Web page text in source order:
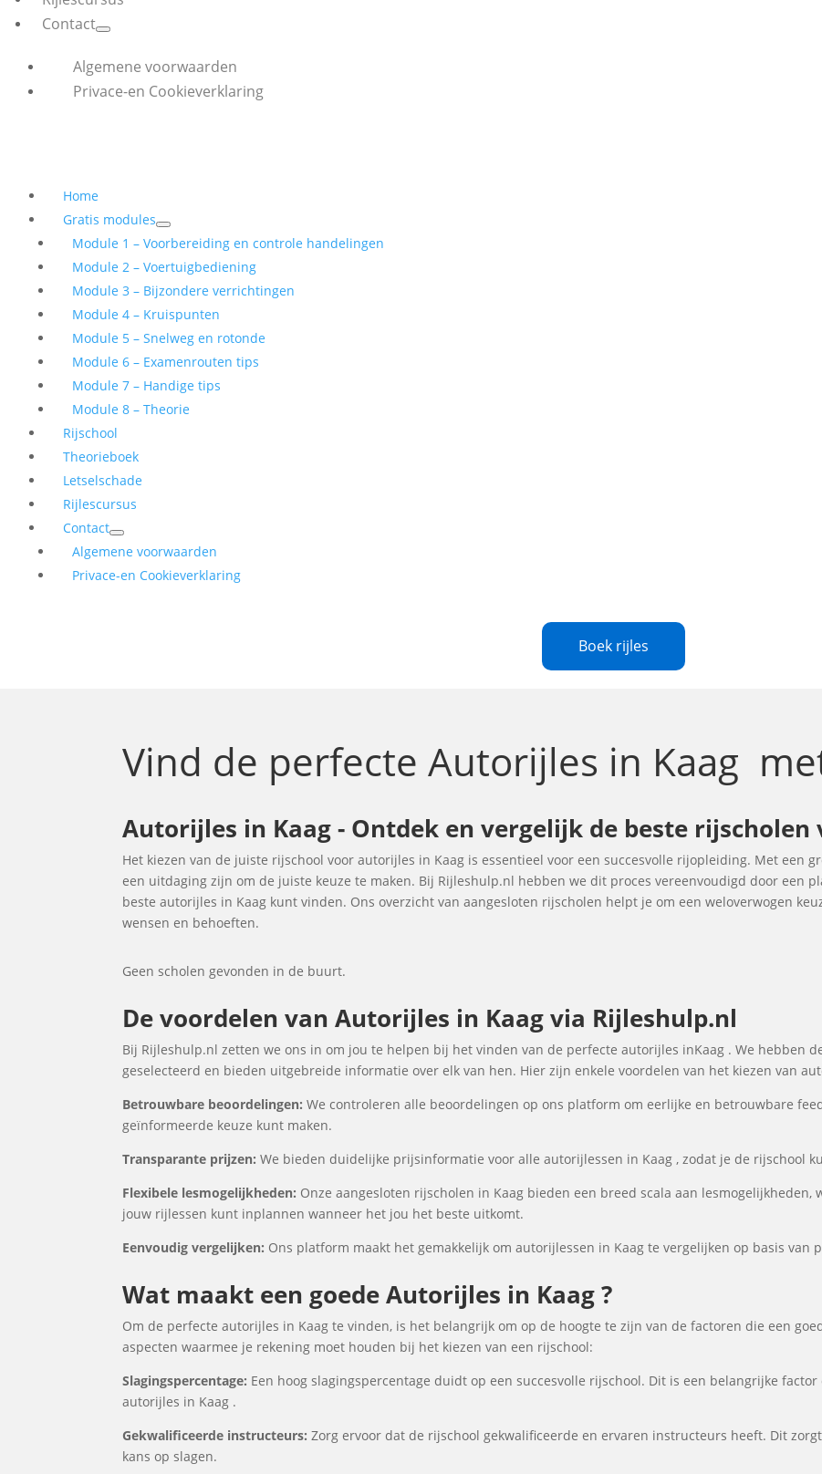
Contact
Algemene voorwaarden
Privace-en Cookieverklaring
Home
Gratis modules
Module 1 – Voorbereiding en controle handelingen
Module 2 – Voertuigbediening
Module 3 – Bijzondere verrichtingen
Module 4 – Kruispunten
Module 5 – Snelweg en rotonde
Module 6 – Examenrouten tips
Module 7 – Handige tips
Module 8 – Theorie
Rijschool
Theorieboek
Letselschade
Rijlescursus
Contact
Algemene voorwaarden
Privace-en Cookieverklaring
Boek rijles
Vind de perfecteAutorijles in Kaag
Autorijles in Kaag - Ontdek en vergelijk de beste
Het kiezen van de juiste rijschool voor autorijles in Kaag is essentieel voor een succesvolle rijopleiding. Met een
een uitdaging zijn om de juiste keuze te maken. Bij Rijleshulp.nl hebben we dit proces vereenvoudigd door een
beste autorijles in Kaag kunt vinden. Ons overzicht van aangesloten rijscholen helpt je om een weloverwogen
wensen en behoeften.
Geen scholen gevonden in de buurt.
De voordelen van Autorijles in Kaag via Rijleshulp.nl
Bij Rijleshulp.nl zetten we ons in om jou te helpen bij het vinden van de perfecte autorijles inKaag . We hebben
geselecteerd en bieden uitgebreide informatie over elk van hen. Hier zijn enkele voordelen van het kiezen van
Betrouwbare beoordelingen: We controleren alle beoordelingen op ons platform om eerlijke en betrouwbare
geïnformeerde keuze kunt maken.
Transparante prijzen: We bieden duidelijke prijsinformatie voor alle autorijlessen in Kaag , zodat je de rijschool
Flexibele lesmogelijkheden: Onze aangesloten rijscholen in Kaag bieden een breed scala aan lesmogelijkheden,
jouw rijlessen kunt inplannen wanneer het jou het beste uitkomt.
Eenvoudig vergelijken: Ons platform maakt het gemakkelijk om autorijlessen in Kaag te vergelijken op basis van
Wat maakt een goede Autorijles in Kaag ?
Om de perfecte autorijles in Kaag te vinden, is het belangrijk om op de hoogte te zijn van de factoren die een
aspecten waarmee je rekening moet houden bij het kiezen van een rijschool:
Slagingspercentage: Een hoog slagingspercentage duidt op een succesvolle rijschool. Dit is een belangrijke
autorijles in Kaag .
Gekwalificeerde instructeurs: Zorg ervoor dat de rijschool gekwalificeerde en ervaren instructeurs heeft. Dit
kans op slagen.